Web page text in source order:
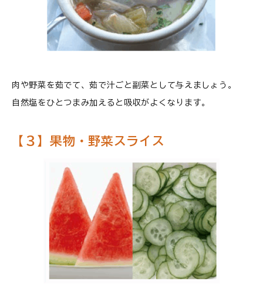
肉や野菜を茹でて、茹で汁ごと副菜として与えましょう。
自然塩をひとつまみ加えると吸収がよくなります。
【３】果物・野菜スライス